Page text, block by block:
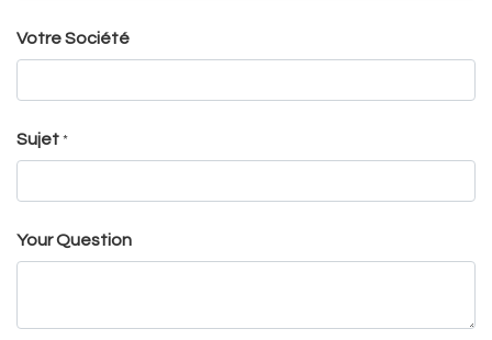
Votre Société
Sujet *
Your Question